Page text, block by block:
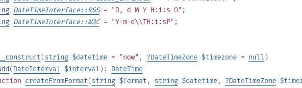
DateTimeInterface::RSS= "D, d M Y H:i:s O" ;
DateTimeInterface::W3C= "Y-m-d\\TH:i:sP" ;
__construct(string $datetime = "now" , ?DateTimeZone $timezone = null )
(DateInterval $interval ): DateTime
createFromFormat(string $format , string $datetime, ?DateTimeZone